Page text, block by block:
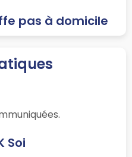
pas à domicile
Soi